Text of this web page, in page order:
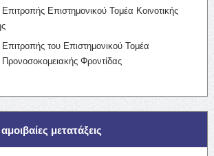
Επιστημονικού Τομέα Κοινοτικής
του Επιστημονικού Τομέα
Φροντίδας
μετατάξεις